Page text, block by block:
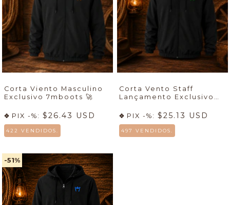
Corta Viento Masculino
Exclusivo 7mboots 🚀
PIX -%: $26.43 USD
422 VENDIDOS.
Corta Vento Staff
Lançamento Exclusivo
PIX -%: $25.13 USD
497 VENDIDOS.
-51%